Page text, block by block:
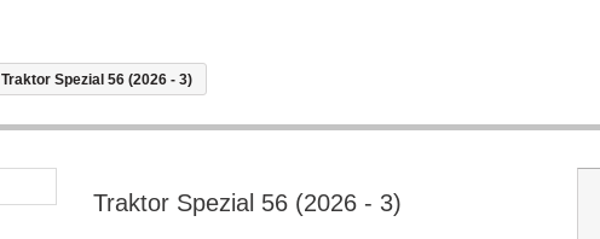
Traktor Spezial 56 (2026 - 3)
Traktor Spezial 56 (2026 - 3)